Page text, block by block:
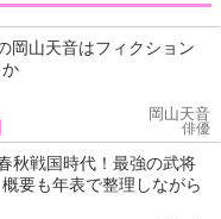
岡山天音はフィクション
岡山天音
俳優
秋戦国時代！最強の武将
要も年表で整理しながら